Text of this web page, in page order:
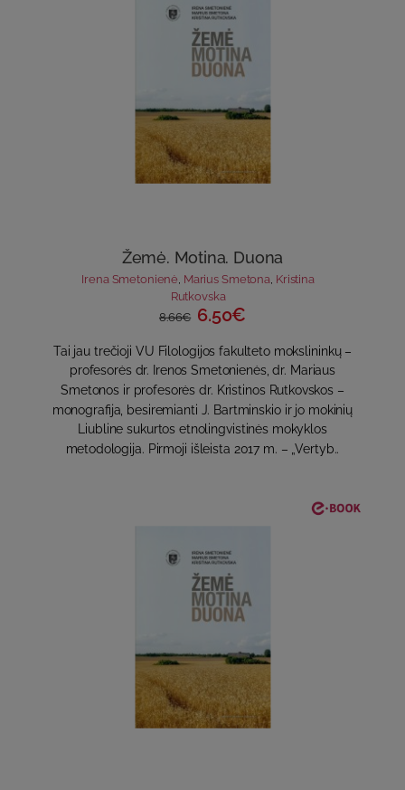
Žemė. Motina. Duona
Irena Smetonienė Marius Smetona Kristina
Rutkovska
8.66€ 6.50€
Tai jau trečioji VU Filologijos fakulteto mokslininkų –
profesorės dr. Irenos Smetonienės, dr. Mariaus
Smetonos ir profesorės dr. Kristinos Rutkovskos –
monografija, besiremianti J. Bartminskio ir jo mokinių
Liubline sukurtos etnolingvistinės mokyklos
metodologija. Pirmoji išleista 2017 m. – „Vertyb..